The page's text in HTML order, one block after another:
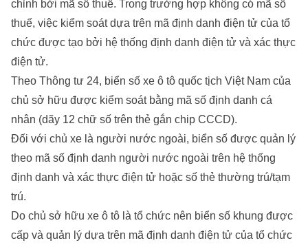
chỉnh bởi mã số thuế. Trong trường hợp không có mã số
thuế, việc kiểm soát dựa trên mã định danh điện tử của tổ
chức được tạo bởi hệ thống định danh điện tử và xác thực
điện tử.
Theo Thông tư 24, biển số xe ô tô quốc tịch Việt Nam của
chủ sở hữu được kiểm soát bằng mã số định danh cá
nhân (dãy 12 chữ số trên thẻ gắn chip CCCD).
Đối với chủ xe là người nước ngoài, biển số được quản lý
theo mã số định danh người nước ngoài trên hệ thống
định danh và xác thực điện tử hoặc số thẻ thường trú/tạm
trú.
Do chủ sở hữu xe ô tô là tổ chức nên biển số khung được
cấp và quản lý dựa trên mã định danh điện tử của tổ chức